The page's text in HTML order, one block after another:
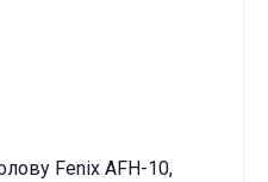
Fenix AFH-10,